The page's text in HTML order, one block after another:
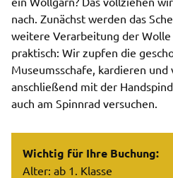
nach. Zunächst werden das
weitere Verarbeitung der
praktisch: Wir zupfen die
Museumsschafe, kardieren und
anschließend mit der
auch am Spinnrad versuchen.
Wichtig für Ihre Buchung:
Alter: ab 1. Klasse